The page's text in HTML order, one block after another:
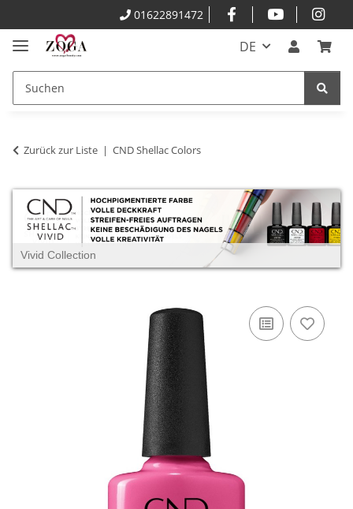
01622891472
DE
Zurück zur Liste CND Shellac Colors
Vivid Collection